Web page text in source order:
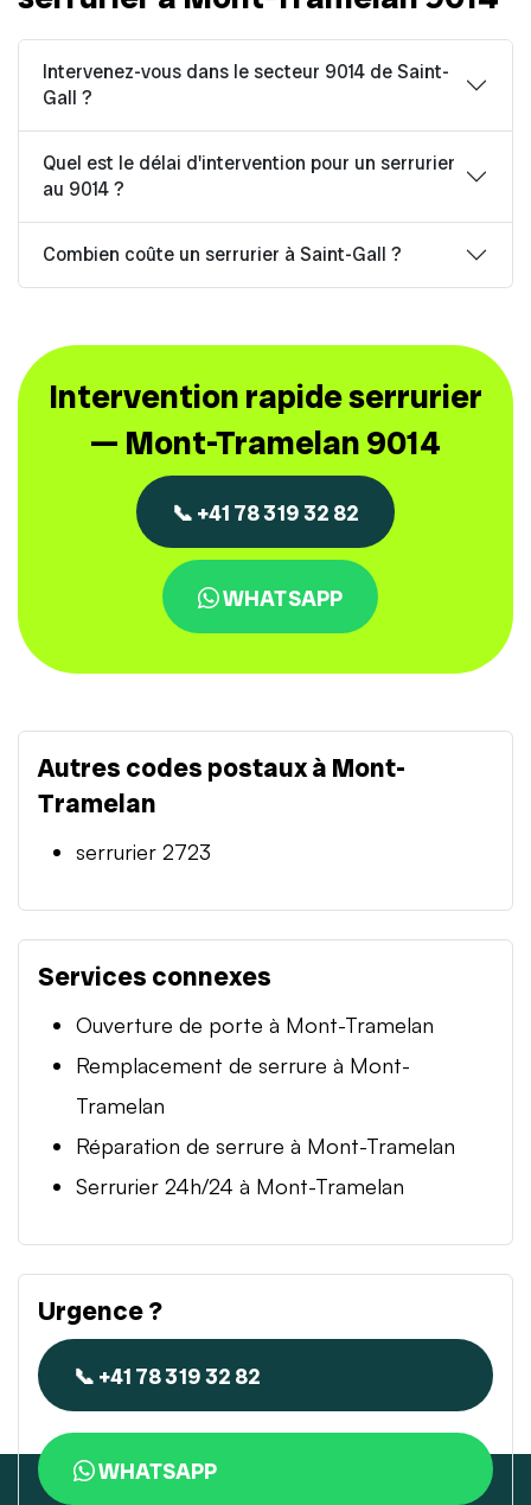
Intervenez-vous dans le secteur 9014 de Saint-
Gall ?
Quel est le délai d'intervention pour un serrurier
au 9014 ?
Combien coûte un serrurier à Saint-Gall ?
Intervention rapide serrurier
— Mont-Tramelan 9014
📞 +41 78 319 32 82
WHATSAPP
Autres codes postaux à Mont-
Tramelan
serrurier 2723
Services connexes
Ouverture de porte à Mont-Tramelan
Remplacement de serrure à Mont-
Tramelan
Réparation de serrure à Mont-Tramelan
Serrurier 24h/24 à Mont-Tramelan
Urgence ?
📞 +41 78 319 32 82
WHATSAPP